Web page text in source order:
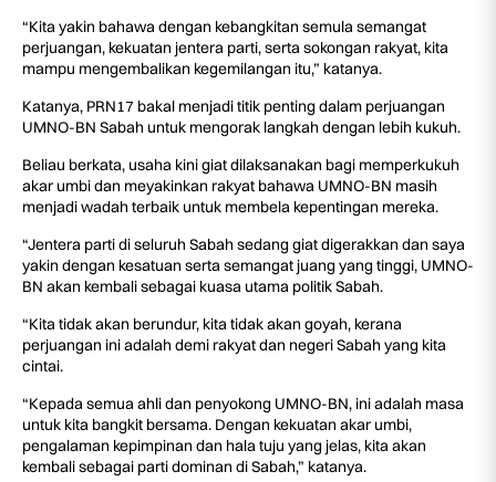
“Kita yakin bahawa dengan kebangkitan semula semangat
perjuangan, kekuatan jentera parti, serta sokongan rakyat, kita
mampu mengembalikan kegemilangan itu,” katanya.
Katanya, PRN17 bakal menjadi titik penting dalam perjuangan
UMNO-BN Sabah untuk mengorak langkah dengan lebih kukuh.
Beliau berkata, usaha kini giat dilaksanakan bagi memperkukuh
akar umbi dan meyakinkan rakyat bahawa UMNO-BN masih
menjadi wadah terbaik untuk membela kepentingan mereka.
“Jentera parti di seluruh Sabah sedang giat digerakkan dan saya
yakin dengan kesatuan serta semangat juang yang tinggi, UMNO-
BN akan kembali sebagai kuasa utama politik Sabah.
“Kita tidak akan berundur, kita tidak akan goyah, kerana
perjuangan ini adalah demi rakyat dan negeri Sabah yang kita
cintai.
“Kepada semua ahli dan penyokong UMNO-BN, ini adalah masa
untuk kita bangkit bersama. Dengan kekuatan akar umbi,
pengalaman kepimpinan dan hala tuju yang jelas, kita akan
kembali sebagai parti dominan di Sabah,” katanya.